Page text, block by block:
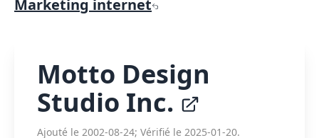
Marketing internet
Motto Design
Studio Inc.
Ajouté le 2002-08-24; Vérifié le 2025-01-20.